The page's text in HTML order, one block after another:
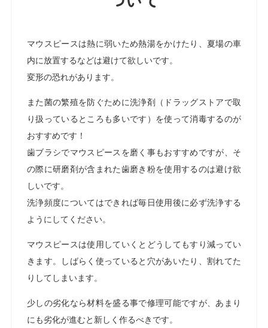
マウスピースは熱に弱いため熱湯をかけたり、 夏場の車
内に放置するなどは避けて欲しいです。
変形の恐れがあります。
また菌の繁殖を防ぐために洗浄剤（ドラッグストアで取
り扱っているところも多いです）を使って消毒するのが
おすすめです！
歯ブラシでマウスピースを磨く事もおすすめですが、そ
の際に研磨剤が含まれた歯磨き粉を使用するのは避け欲
しいです。
洗浄頻度についてはできれば毎日使用後に必ず洗浄する
ようにしてください。
マウスピースは使用していくとどうしてもすり減ってい
きます。しばらく使っていると穴があいたり、割れてた
りしてしまいます。
少しの劣化なら材料を盛る事で修理可能ですが、あまり
にも劣化が進むと新しく作るべきです。